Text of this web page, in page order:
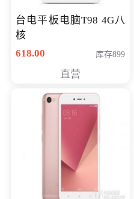
台电平板电脑T98 4G八
核
618.00
库存899
直营